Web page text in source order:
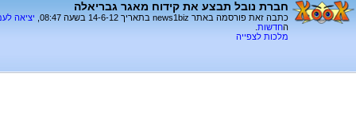
חברת נובל תבצע את קידוח מאגר גבריאלה
כתבה זאת פורסמה באתר news1biz בתאריך 14-6-12 בשעה 08:47, יציאה
החדשות
מלכות לצפייה